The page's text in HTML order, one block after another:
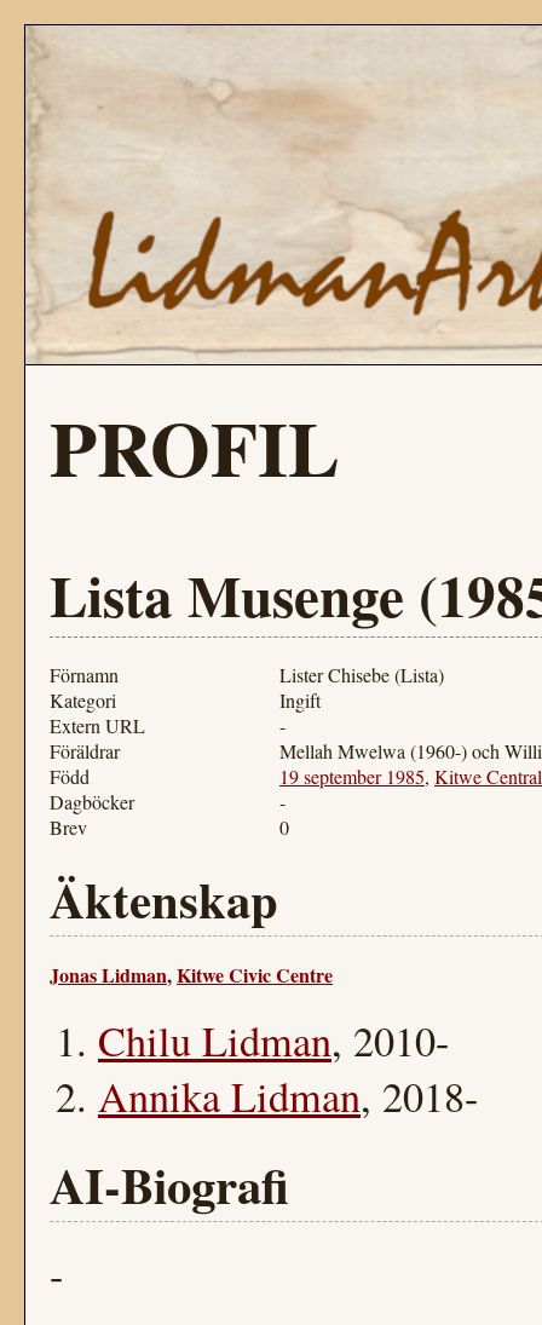
PROFIL
Lista Musenge
Förnamn
Lister Chisebe (Lista)
Kategori
Ingift
Extern URL
-
Föräldrar
Mellah Mwelwa (1960-) och
Född
19 september 1985, Kitwe
Dagböcker
-
Brev
0
Äktenskap
Jonas Lidman,Kitwe Civic Centre
Chilu Lidman, 2010-
Annika Lidman, 2018-
AI-Biografi
-